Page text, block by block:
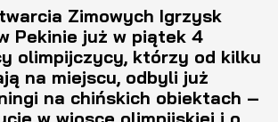
Zimowych Igrzysk
Pekinie już w piątek 4
olimpijczycy, którzy od kilku
na miejscu, odbyli już
na chińskich obiektach –